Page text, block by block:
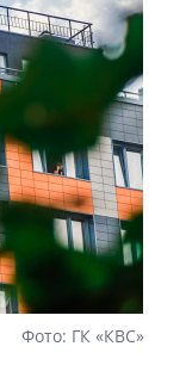
Фото: ГК «КВС»